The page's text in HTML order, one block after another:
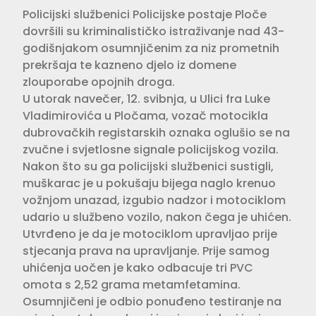
Policijski službenici Policijske postaje Ploče
dovršili su kriminalističko istraživanje nad 43-
godišnjakom osumnjičenim za niz prometnih
prekršaja te kazneno djelo iz domene
zlouporabe opojnih droga.
U utorak navečer, 12. svibnja, u Ulici fra Luke
Vladimirovića u Pločama, vozač motocikla
dubrovačkih registarskih oznaka oglušio se na
zvučne i svjetlosne signale policijskog vozila.
Nakon što su ga policijski službenici sustigli,
muškarac je u pokušaju bijega naglo krenuo
vožnjom unazad, izgubio nadzor i motociklom
udario u službeno vozilo, nakon čega je uhićen.
Utvrđeno je da je motociklom upravljao prije
stjecanja prava na upravljanje. Prije samog
uhićenja uočen je kako odbacuje tri PVC
omota s 2,52 grama metamfetamina.
Osumnjičeni je odbio ponuđeno testiranje na